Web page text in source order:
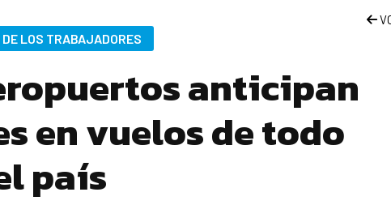
LOS TRABAJADORES
anticipan
en vuelos de todo
país